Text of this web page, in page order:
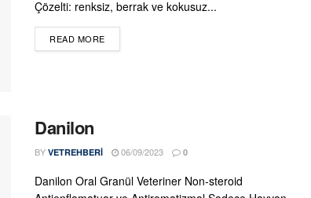
Çözelti: renksiz, berrak ve kokusuz...
READ MOREDETAILS
Danilon
BY VETREHBERI 06/09/2023 0
Danilon Oral Granül Veteriner Non-steroid